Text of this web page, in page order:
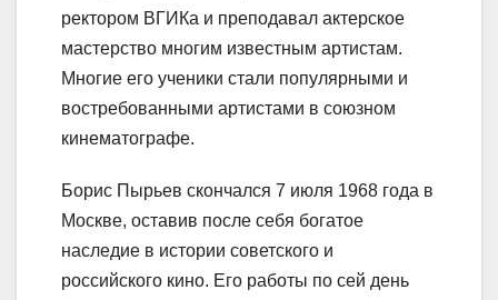
ректором ВГИКа и преподавал актерское
мастерство многим известным артистам.
Многие его ученики стали популярными и
востребованными артистами в союзном
кинематографе.
Борис Пырьев скончался 7 июля 1968 года в
Москве, оставив после себя богатое
наследие в истории советского и
российского кино. Его работы по сей день